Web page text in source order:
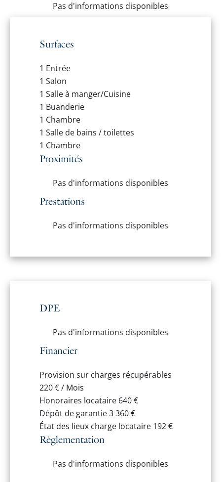
Pas d'informations disponibles
Surfaces
1 Entrée
1 Salon
1 Salle à manger/Cuisine
1 Buanderie
1 Chambre
1 Salle de bains / toilettes
1 Chambre
Proximités
Pas d'informations disponibles
Prestations
Pas d'informations disponibles
DPE
Pas d'informations disponibles
Financier
Provision sur charges récupérables
220 € / Mois
Honoraires locataire 640 €
Dépôt de garantie3 360 €
État des lieux charge locataire 192 €
Règlementation
Pas d'informations disponibles